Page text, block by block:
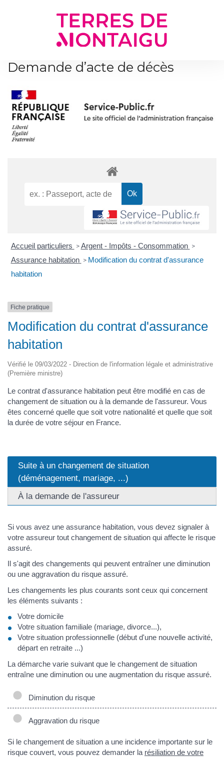
Demande d’acte de décès
Accueil particuliers > Argent - Impôts - Consommation >
Assurance habitation > Modification du contrat d'assurance
habitation
Fiche pratique
Modification du contrat d'assurance
habitation
Vérifié le 09/03/2022 - Direction de l'information légale et administrative
(Première ministre)
Le contrat d'assurance habitation peut être modifié en cas de
changement de situation ou à la demande de l'assureur. Vous
êtes concerné quelle que soit votre nationalité et quelle que soit
la durée de votre séjour en France.
Suite à un changement de situation
(déménagement, mariage, ...)
À la demande de l'assureur
Si vous avez une assurance habitation, vous devez signaler à
votre assureur tout changement de situation qui affecte le risque
assuré.
Il s'agit des changements qui peuvent entraîner une diminution
ou une aggravation du risque assuré.
Les changements les plus courants sont ceux qui concernent
les éléments suivants :
Votre domicile
Votre situation familiale (mariage, divorce...),
Votre situation professionnelle (début d'une nouvelle activité,
départ en retraite ...)
La démarche varie suivant que le changement de situation
entraîne une diminution ou une augmentation du risque assuré.
Diminution du risque
Aggravation du risque
Si le changement de situation a une incidence importante sur le
risque couvert, vous pouvez demander la résiliation de votre